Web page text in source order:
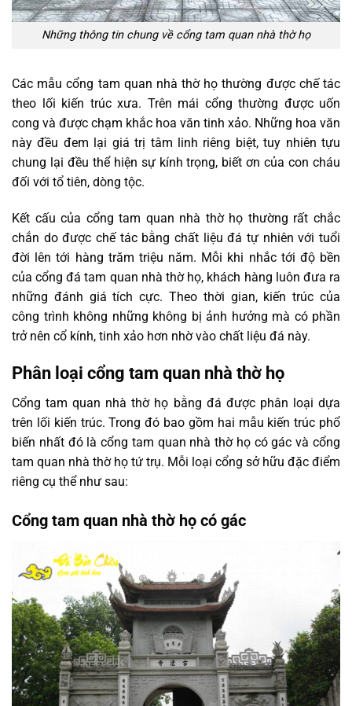
Những thông tin chung về cổng tam quan nhà thờ họ
Các mẫu cổng tam quan nhà thờ họ thường được chế tác
theo lối kiến trúc xưa. Trên mái cổng thường được uốn
cong và được chạm khắc hoa văn tinh xảo. Những hoa văn
này đều đem lại giá trị tâm linh riêng biệt, tuy nhiên tựu
chung lại đều thể hiện sự kính trọng, biết ơn của con cháu
đối với tổ tiên, dòng tộc.
Kết cấu của cổng tam quan nhà thờ họ thường rất chắc
chắn do được chế tác bằng chất liệu đá tự nhiên với tuổi
đời lên tới hàng trăm triệu năm. Mỗi khi nhắc tới độ bền
của cổng đá tam quan nhà thờ họ, khách hàng luôn đưa ra
những đánh giá tích cực. Theo thời gian, kiến trúc của
công trình không những không bị ảnh hưởng mà có phần
trở nên cổ kính, tinh xảo hơn nhờ vào chất liệu đá này.
Phân loại cổng tam quan nhà thờ họ
Cổng tam quan nhà thờ họ bằng đá được phân loại dựa
trên lối kiến trúc. Trong đó bao gồm hai mẫu kiến trúc phổ
biến nhất đó là cổng tam quan nhà thờ họ có gác và cổng
tam quan nhà thờ họ tứ trụ. Mỗi loại cổng sở hữu đặc điểm
riêng cụ thể như sau:
Cổng tam quan nhà thờ họ có gác